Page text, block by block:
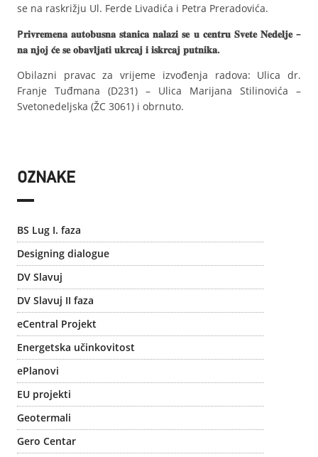
se na raskrižju Ul. Ferde Livadića i Petra Preradovića.
P𝐫𝐢𝐯𝐫𝐞𝐦𝐞𝐧𝐚 𝐚𝐮𝐭𝐨𝐛𝐮𝐬𝐧𝐚 𝐬𝐭𝐚𝐧𝐢𝐜𝐚 𝐧𝐚𝐥𝐚𝐳𝐢 𝐬𝐞 𝐮 𝐜𝐞𝐧𝐭𝐫𝐮 𝐒𝐯𝐞𝐭𝐞 𝐍𝐞𝐝𝐞𝐥𝐣𝐞 –
𝐧𝐚 𝐧𝐣𝐨𝐣 𝐜́𝐞 𝐬𝐞 𝐨𝐛𝐚𝐯𝐥𝐣𝐚𝐭𝐢 𝐮𝐤𝐫𝐜𝐚𝐣 𝐢 𝐢𝐬𝐤𝐫𝐜𝐚𝐣 𝐩𝐮𝐭𝐧𝐢𝐤𝐚.
Obilazni pravac za vrijeme izvođenja radova: Ulica dr.
Franje Tuđmana (D231) – Ulica Marijana Stilinovića –
Svetonedeljska (ŽC 3061) i obrnuto.
OZNAKE
BS Lug I. faza
Designing dialogue
DV Slavuj
DV Slavuj II faza
eCentral Projekt
Energetska učinkovitost
ePlanovi
EU projekti
Geotermali
Gero Centar